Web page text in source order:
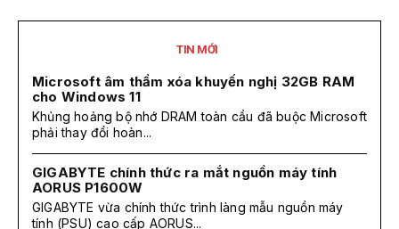
TIN MỚI
Microsoft âm thầm xóa khuyến nghị 32GB RAM
cho Windows 11
Khủng hoảng bộ nhớ DRAM toàn cầu đã buộc Microsoft
phải thay đổi hoàn...
GIGABYTE chính thức ra mắt nguồn máy tính
AORUS P1600W
GIGABYTE vừa chính thức trình làng mẫu nguồn máy
tính (PSU) cao cấp AORUS...